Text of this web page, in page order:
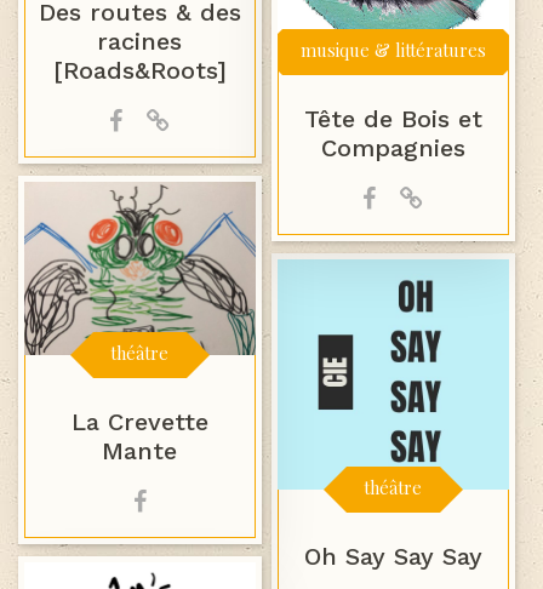
théâtre
Oh Say Say Say
Des routes & des
racines
[Roads&Roots]
théâtre
La Crevette
Mante
musique & littératures
Tête de Bois et
Compagnies